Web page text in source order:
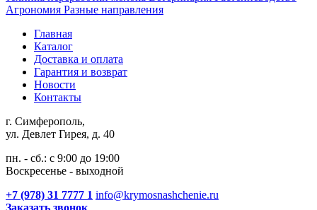
Агрономия Разные направления
Главная
Каталог
Доставка и оплата
Гарантия и возврат
Новости
Контакты
г. Симферополь,
ул. Девлет Гирея, д. 40
пн. - сб.: с 9:00 до 19:00
Воскресенье - выходной
+7 (978) 31 7777 1 info@krymosnashchenie.ru
Заказать звонок